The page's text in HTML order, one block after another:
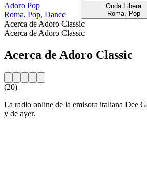
Adoro Pop
Roma, Pop, Dance
Onda Libera
Roma, Pop
Acerca de Adoro Classic
Acerca de Adoro Classic
Acerca de Adoro Classic
(20)
La radio online de la emisora italiana Dee
y de ayer.